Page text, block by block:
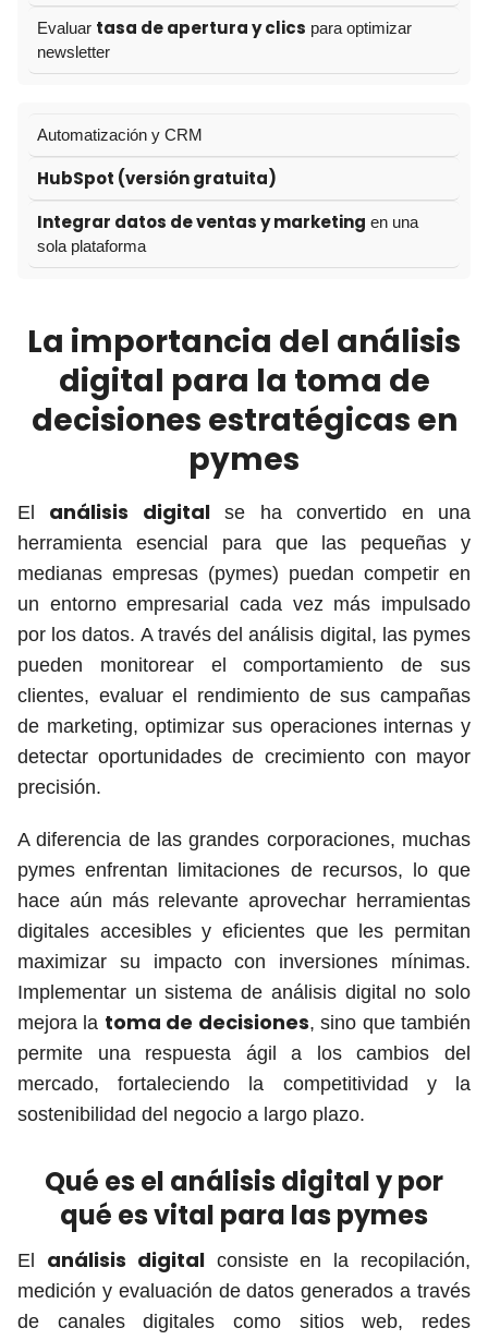
Evaluar tasa de apertura y clics para optimizar
newsletter
Automatización y CRM
HubSpot (versión gratuita)
Integrar datos de ventas y marketing en una
sola plataforma
La importancia del análisis
digital para la toma de
decisiones estratégicas en
pymes
El análisis digital se ha convertido en una
herramienta esencial para que las pequeñas y
medianas empresas (pymes) puedan competir en
un entorno empresarial cada vez más impulsado
por los datos. A través del análisis digital, las pymes
pueden monitorear el comportamiento de sus
clientes, evaluar el rendimiento de sus campañas
de marketing, optimizar sus operaciones internas y
detectar oportunidades de crecimiento con mayor
precisión.
A diferencia de las grandes corporaciones, muchas
pymes enfrentan limitaciones de recursos, lo que
hace aún más relevante aprovechar herramientas
digitales accesibles y eficientes que les permitan
maximizar su impacto con inversiones mínimas.
Implementar un sistema de análisis digital no solo
mejora la toma de decisiones, sino que también
permite una respuesta ágil a los cambios del
mercado, fortaleciendo la competitividad y la
sostenibilidad del negocio a largo plazo.
Qué es el análisis digital y por
qué es vital para las pymes
El análisis digital consiste en la recopilación,
medición y evaluación de datos generados a través
de canales digitales como sitios web, redes